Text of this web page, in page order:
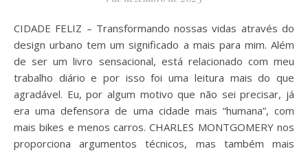
CIDADE FELIZ – Transformando nossas vidas através do
design urbano tem um significado a mais para mim. Além
de ser um livro sensacional, está relacionado com meu
trabalho diário e por isso foi uma leitura mais do que
agradável. Eu, por algum motivo que não sei precisar, já
era uma defensora de uma cidade mais “humana”, com
mais bikes e menos carros. CHARLES MONTGOMERY nos
proporciona argumentos técnicos, mas também mais